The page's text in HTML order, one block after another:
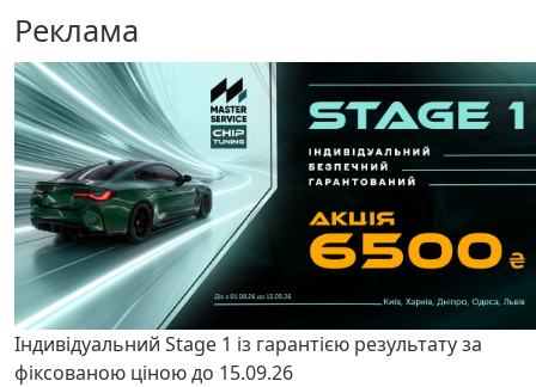
Реклама
Індивідуальний Stage 1 із гарантією результату за
фіксованою ціною до 15.09.26